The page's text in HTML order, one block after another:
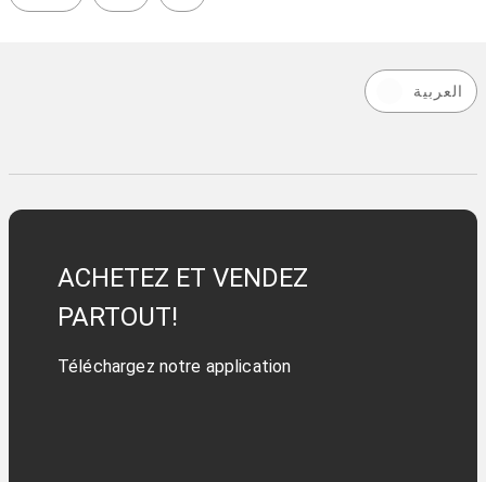
العربية
ACHETEZ ET VENDEZ
PARTOUT!
Téléchargez notre application